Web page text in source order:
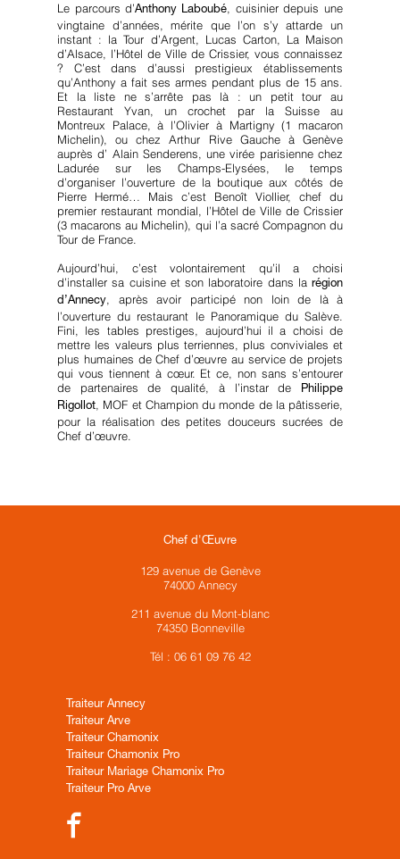
Le parcours d’Anthony Laboubé, cuisinier depuis une
vingtaine d’années, mérite que l’on s’y attarde un
instant : la Tour d’Argent, Lucas Carton, La Maison
d’Alsace, l’Hôtel de Ville de Crissier, vous connaissez
? C’est dans d’aussi prestigieux établissements
qu’Anthony a fait ses armes pendant plus de 15 ans.
Et la liste ne s’arrête pas là : un petit tour au
Restaurant Yvan, un crochet par la Suisse au
Montreux Palace, à l’Olivier à Martigny (1 macaron
Michelin), ou chez Arthur Rive Gauche à Genève
auprès d’ Alain Senderens, une virée parisienne chez
Ladurée sur les Champs-Elysées, le temps
d’organiser l’ouverture de la boutique aux côtés de
Pierre Hermé… Mais c’est Benoît Viollier, chef du
premier restaurant mondial, l’Hôtel de Ville de Crissier
(3 macarons au Michelin), qui l’a sacré Compagnon du
Tour de France.
Aujourd’hui, c’est volontairement qu’il a choisi
d’installer sa cuisine et son laboratoire dans la région
d’Annecy, après avoir participé non loin de là à
l’ouverture du restaurant le Panoramique du Salève.
Fini, les tables prestiges, aujourd’hui il a choisi de
mettre les valeurs plus terriennes, plus conviviales et
plus humaines de Chef d’œuvre au service de projets
qui vous tiennent à cœur. Et ce, non sans s’entourer
de partenaires de qualité, à l’instar de
Philippe
Rigollot, MOF et Champion du monde de la pâtisserie,
pour la réalisation des petites douceurs sucrées de
Chef d’œuvre.
Chef d'Œuvre
129 avenue de Genève
74000 Annecy
211 avenue du Mont-blanc
74350 Bonneville
Tél : 06 61 09 76 42
Traiteur Annecy
Traiteur Arve
Traiteur Chamonix
Traiteur Chamonix Pro
Traiteur Mariage Chamonix Pro
Traiteur Pro Arve